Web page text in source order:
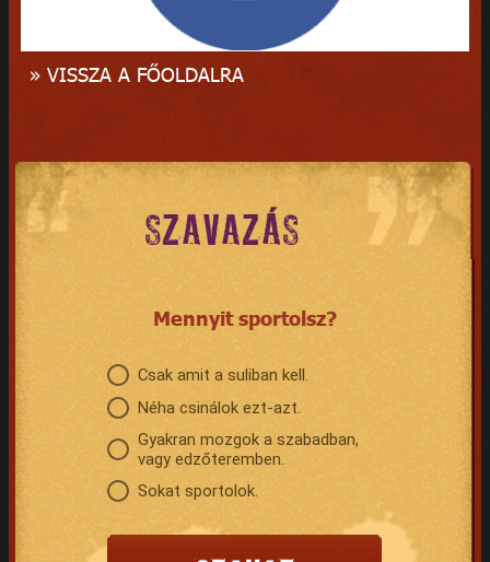
» VISSZA A FŐOLDALRA
SZAVAZÁS
Mennyit sportolsz?
Csak amit a suliban kell.
Néha csinálok ezt-azt.
Gyakran mozgok a szabadban,
vagy edzőteremben.
Sokat sportolok.